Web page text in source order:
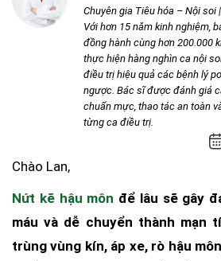
Chuyên gia Tiêu hóa – Nội soi
Với hơn 15 năm kinh nghiệm,
đồng hành cùng hơn 200.000
thực hiện hàng nghìn ca nội
điều trị hiệu quả các bệnh lý
ngược. Bác sĩ được đánh giá
chuẩn mực, thao tác an toàn
từng ca điều trị.
Chào Lan,
Nứt kẽ hậu môn để lâu sẽ gây
máu và dễ chuyển thành mạn
trùng vùng kín, áp xe, rò hậu